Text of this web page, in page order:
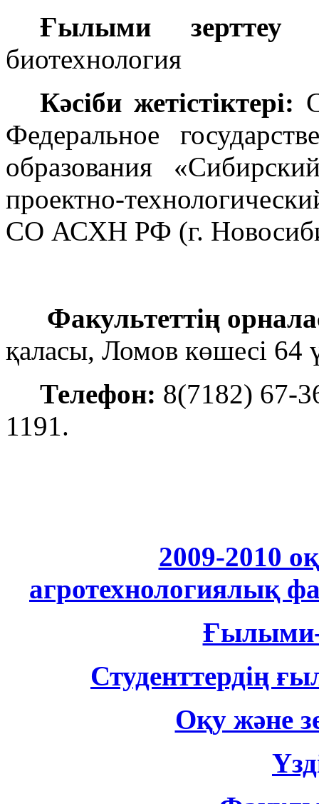
Ғылыми зерттеу
биотехнология
Кәсіби жетістіктері:
Федеральное
образования
проектно-
СО АСХН РФ (г.
Факультеттің
қаласы, Ломов көшесі 64
Телефон: 8(7182) 67-
1191.
2009-2010
агротехнологиялық
Ғылыми-
Студенттердің
Оқу және